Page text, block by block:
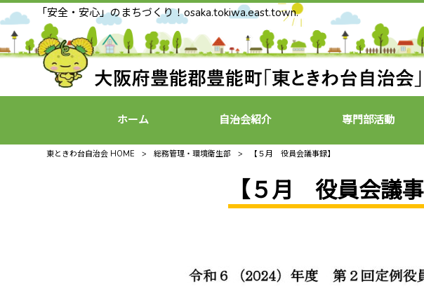
「安全・安心」のまちづくり！osaka.tokiwa.east.town.
ホーム 自治会紹介 専門部活動
東ときわ台自治会 HOME > 総務管理・環境衛生部 > 【５月 役員会議事録】
【５月 役員会議